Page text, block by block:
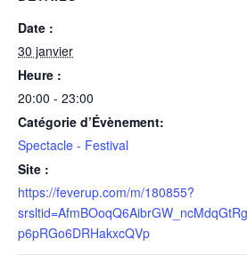
Date :
30 janvier
Heure :
20:00 - 23:00
Catégorie d’Évènement:
Spectacle - Festival
Site :
https://feverup.com/m/180855?
p6pRGo6DRHakxcQVp